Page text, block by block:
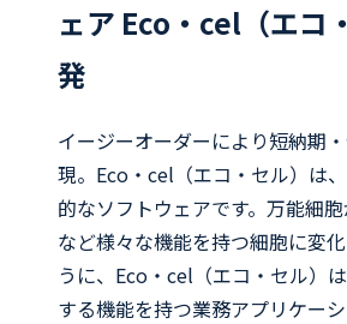
ェア Eco・cel（エコ
発
イージーオーダーにより短納期
現。Eco・cel（エコ・セル）は
的なソフトウェアです。万能細
など様々な機能を持つ細胞に変
うに、Eco・cel（エコ・セル）
する機能を持つ業務アプリケー